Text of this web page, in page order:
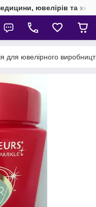
ювелірів та
для ювелірного